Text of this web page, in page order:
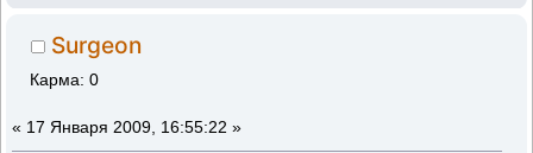
Surgeon
Карма: 0
« 17 Января 2009, 16:55:22 »